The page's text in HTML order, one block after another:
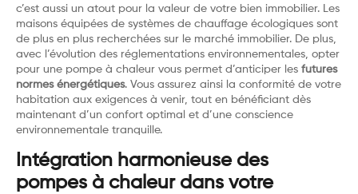
c’est aussi un atout pour la valeur de votre bien immobilier. Les
maisons équipées de systèmes de chauffage écologiques sont
de plus en plus recherchées sur le marché immobilier. De plus,
avec l’évolution des réglementations environnementales, opter
pour une pompe à chaleur vous permet d’anticiper les futures
normes énergétiques. Vous assurez ainsi la conformité de votre
habitation aux exigences à venir, tout en bénéficiant dès
maintenant d’un confort optimal et d’une conscience
environnementale tranquille.
Intégration harmonieuse des
pompes à chaleur dans votre